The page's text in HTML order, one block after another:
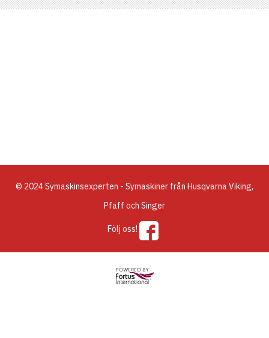
© 2024 Symaskinsexperten - Symaskiner från Husqvarna Viking,
Pfaff och Singer
Följ oss!